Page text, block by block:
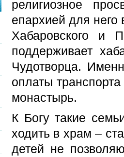
религиозное
епархией для него
Хабаровского и
поддерживает
Чудотворца.
оплаты
монастырь.
К Богу такие
ходить в храм –
детей не